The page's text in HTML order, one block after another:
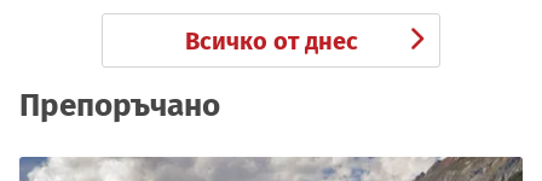
Всичко от днес
Препоръчано